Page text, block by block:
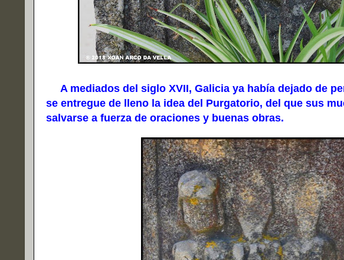
A mediados del siglo XVII, Galicia ya había dejado de
se entregue de lleno la idea del Purgatorio, del que sus
salvarse a fuerza de oraciones y buenas obras.